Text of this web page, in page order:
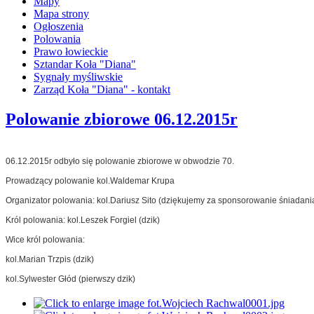
Mapa strony
Ogłoszenia
Polowania
Prawo łowieckie
Sztandar Koła "Diana"
Sygnały myśliwskie
Zarząd Koła "Diana" - kontakt
Polowanie zbiorowe 06.12.2015r
06.12.2015r odbyło się polowanie zbiorowe w obwodzie 70.
Prowadzący polowanie kol.Waldemar Krupa
Organizator polowania: kol.Dariusz Sito (dziękujemy za sponsorowanie
Król polowania: kol.Leszek Forgiel (dzik)
Wice król polowania:
kol.Marian Trzpis (dzik)
kol.Sylwester Głód (pierwszy dzik)